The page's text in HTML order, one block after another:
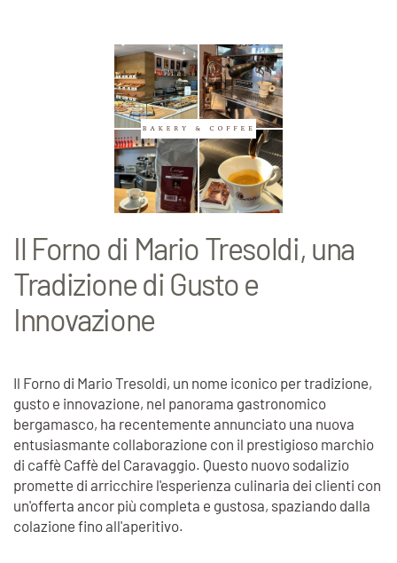
Il Forno di Mario Tresoldi, una
Tradizione di Gusto e
Innovazione
Il Forno di Mario Tresoldi, un nome iconico per tradizione,
gusto e innovazione, nel panorama gastronomico
bergamasco, ha recentemente annunciato una nuova
entusiasmante collaborazione con il prestigioso marchio
di caffè Caffè del Caravaggio. Questo nuovo sodalizio
promette di arricchire l'esperienza culinaria dei clienti con
un'offerta ancor più completa e gustosa, spaziando dalla
colazione fino all'aperitivo.